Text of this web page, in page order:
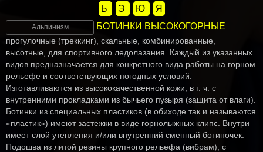
Ь
Э Ю Я
Альпинизм БОТИНКИ ВЫСОКОГОРНЫЕ
прогулочные (треккинг), скальные, комбинированные,
высотные, для спортивного ледолазания. Каждый из указанных
видов предназначается для конкретного вида работы на горном
рельефе и соответствующих погодных условий.
Изготавливаются из высококачественной кожи, в т. ч. с
внутренними прокладками из бычьего пузыря (защита от влаги).
Ботинки из специальных пластиков (в обиходе так и называются
«пластик») имеют застежки в виде горнолыжных клипс. Внутри
имеет слой утепления и/или внутренний сменный ботиночек.
Подошва из литой резины крупного рельефа (вибрам), с